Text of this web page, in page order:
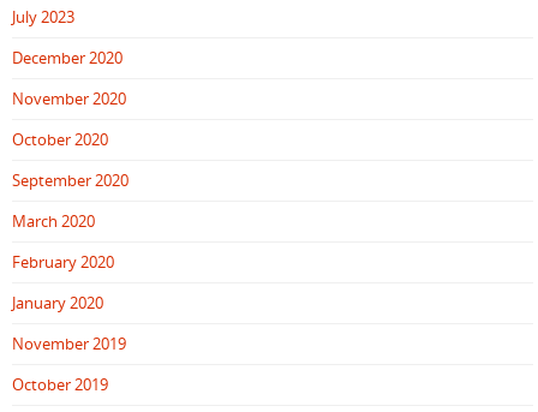
July 2023
December 2020
November 2020
October 2020
September 2020
March 2020
February 2020
January 2020
November 2019
October 2019